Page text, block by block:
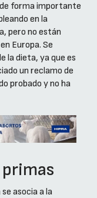
forma importante
en la
pero no están
Europa. Se
la dieta, ya que es
un reclamo de
probado y no ha
asocia a la